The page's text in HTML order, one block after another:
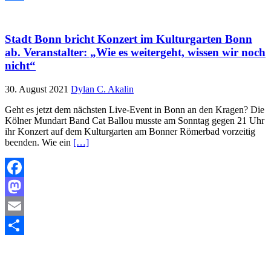
Stadt Bonn bricht Konzert im Kulturgarten Bonn
ab. Veranstalter: „Wie es weitergeht, wissen wir noch
nicht“
30. August 2021 Dylan C. Akalin
Geht es jetzt dem nächsten Live-Event in Bonn an den Kragen? Die
Kölner Mundart Band Cat Ballou musste am Sonntag gegen 21 Uhr
ihr Konzert auf dem Kulturgarten am Bonner Römerbad vorzeitig
beenden. Wie ein […]
Facebook
Mastodon
Email